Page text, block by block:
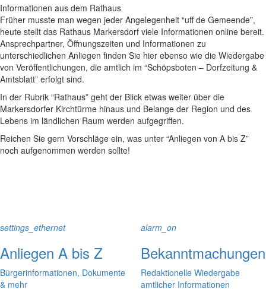
Informationen aus dem Rathaus
Früher musste man wegen jeder Angelegenheit “uff de Gemeende”,
heute stellt das Rathaus Markersdorf viele Informationen online bereit.
Ansprechpartner, Öffnungszeiten und Informationen zu
unterschiedlichen Anliegen finden Sie hier ebenso wie die Wiedergabe
von Veröffentlichungen, die amtlich im “Schöpsboten – Dorfzeitung &
Amtsblatt” erfolgt sind.
In der Rubrik “Rathaus” geht der Blick etwas weiter über die
Markersdorfer Kirchtürme hinaus und Belange der Region und des
Lebens im ländlichen Raum werden aufgegriffen.
Reichen Sie gern Vorschläge ein, was unter “Anliegen von A bis Z”
noch aufgenommen werden sollte!
settings_ethernet
Anliegen A bis Z
Bürgerinformationen, Dokumente
& mehr
alarm_on
Bekanntmachungen
Redaktionelle Wiedergabe
amtlicher Informationen